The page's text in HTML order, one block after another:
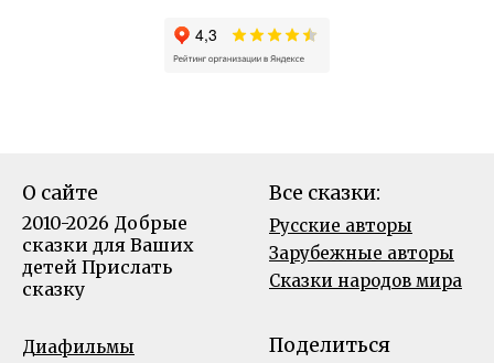
О сайте
2010-2026 Добрые
сказки для Ваших
детей Прислать
сказку
Все сказки:
Русские авторы
Зарубежные авторы
Сказки народов мира
Диафильмы
Поделиться